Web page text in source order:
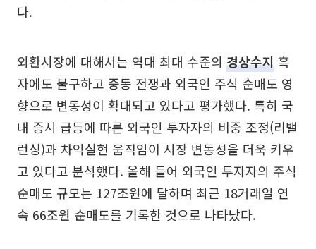
다.
외환시장에 대해서는 역대 최대 수준의 경상수지 흑
자에도 불구하고 중동 전쟁과 외국인 주식 순매도 영
향으로 변동성이 확대되고 있다고 평가했다. 특히 국
내 증시 급등에 따른 외국인 투자자의 비중 조정(리밸
런싱)과 차익실현 움직임이 시장 변동성을 더욱 키우
고 있다고 분석했다. 올해 들어 외국인 투자자의 주식
순매도 규모는 127조원에 달하며 최근 18거래일 연
속 66조원 순매도를 기록한 것으로 나타났다.